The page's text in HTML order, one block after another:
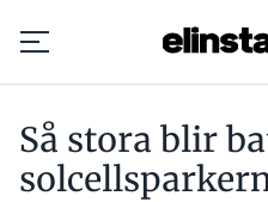
Prenumerera
Så stora blir